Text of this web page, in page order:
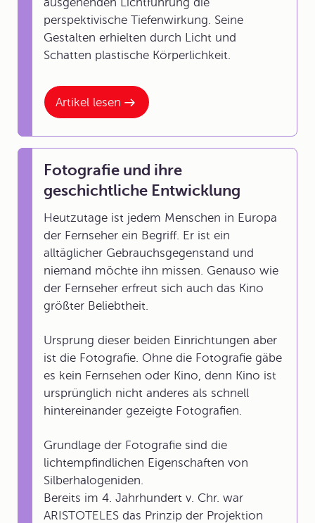
Artikel lesen
perspektivische Tiefenwirkung. Seine
Gestalten erhielten durch Licht und
Schatten plastische Körperlichkeit.
Fotografie und ihre
geschichtliche Entwicklung
Heutzutage ist jedem Menschen in Europa
der Fernseher ein Begriff. Er ist ein
alltäglicher Gebrauchsgegenstand und
niemand möchte ihn missen. Genauso wie
der Fernseher erfreut sich auch das Kino
größter Beliebtheit.
Ursprung dieser beiden Einrichtungen aber
ist die Fotografie. Ohne die Fotografie gäbe
es kein Fernsehen oder Kino, denn Kino ist
ursprünglich nicht anderes als schnell
hintereinander gezeigte Fotografien.
Grundlage der Fotografie sind die
lichtempfindlichen Eigenschaften von
Silberhalogeniden.
Bereits im 4. Jahrhundert v. Chr. war
ARISTOTELES das Prinzip der Projektion